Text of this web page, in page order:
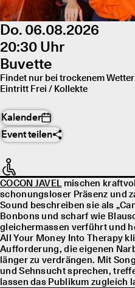
Do. 06.08.2026
20:30 Uhr
Buvette
Findet nur bei trockenem
Eintritt Frei / Kollekte
Kalender
Event teilen
COCON JAVELmischen
schonungsloser Präsenz und
Sound beschreiben sie als
Bonbons und scharf wie
gleichermassen verführt und
All Your Money Into Therapy
Aufforderung, die eigenen
länger zu verdrängen. Mit
und Sehnsucht sprechen,
lassen das Publikum zugleich